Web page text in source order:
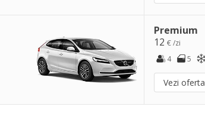
Premium
12€ /zi
4
5
Vezi oferta